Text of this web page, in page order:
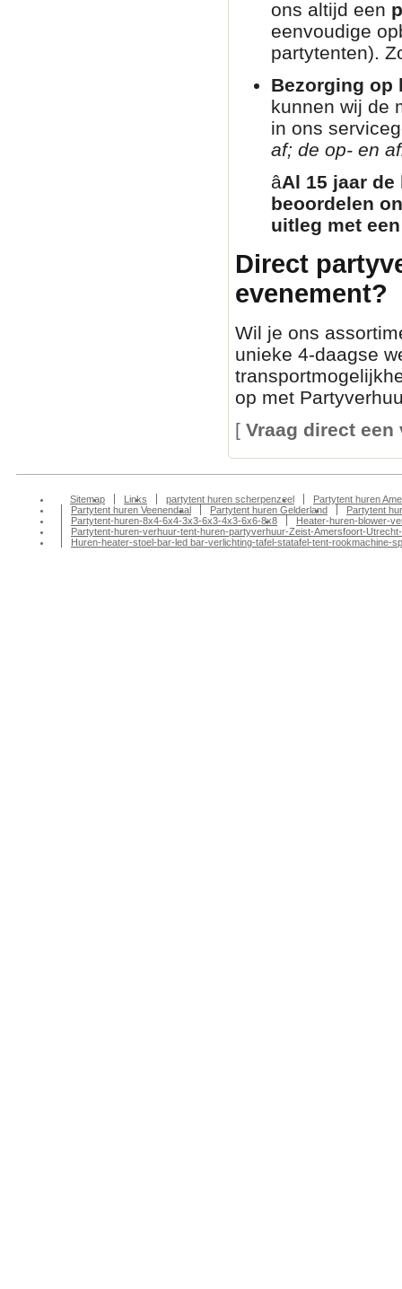
ons altijd een
eenvoudige
partytenten).
Bezorging op
kunnen wij de
in ons
af; de op- en
â­Al 15 jaar
beoordelen
uitleg met
Direct
evenement?
Wil je ons
unieke 4-daagse
op met
[ Vraag direct
Sitemap Links partytent huren scherpenzeel
Partytent huren
Partytent huren Veenendaal
Partytent huren Gelderland
Partytent
Partytent-huren-8x4-6x4-3x3-6x3-4x3-6x6-8x8
Heater-huren-blower-
Partytent-huren-verhuur-tent-huren-partyverhuur-Zeist-Amersfoort-
Huren-heater-stoel-bar-led bar-verlichting-tafel-statafel-tent-